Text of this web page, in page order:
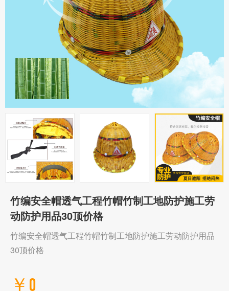
竹编安全帽透气工程竹帽竹制工地防护施工劳
动防护用品30顶价格
竹编安全帽透气工程竹帽竹制工地防护施工劳动防护用品
30顶价格
￥0